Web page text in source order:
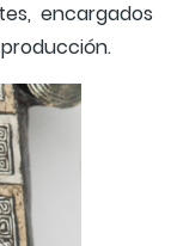
encargados